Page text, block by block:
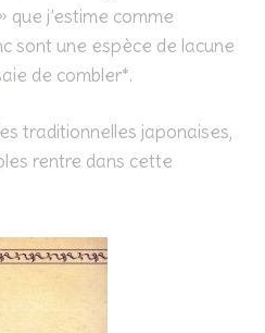
que j’estime comme
sont une espèce de lacune
de combler*.
traditionnelles japonaises,
rentre dans cette